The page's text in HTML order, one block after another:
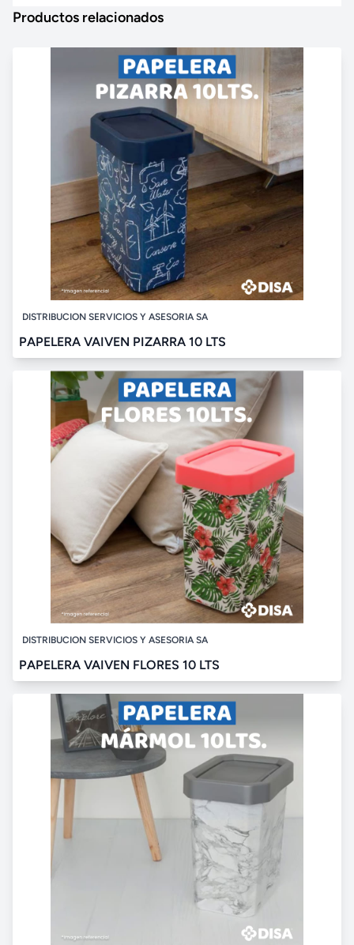
Productos relacionados
DISTRIBUCION SERVICIOS Y ASESORIA SA
PAPELERA VAIVEN PIZARRA 10 LTS
DISTRIBUCION SERVICIOS Y ASESORIA SA
PAPELERA VAIVEN FLORES 10 LTS